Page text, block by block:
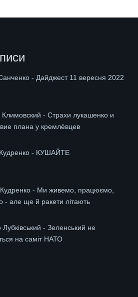
- Дайджест 11 вересня 2022
Климовский - Страхи лукашенко и
плана у кремлёвцев
- КУШАЙТЕ
- Ми живемо, працюємо,
- але ще й ракети літають
- Зеленський не
на саміт НАТО